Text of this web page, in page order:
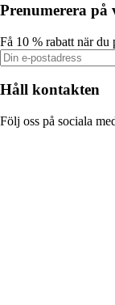
Prenumerera på
Få 10 % rabatt när du
Håll kontakten
Följ oss på sociala